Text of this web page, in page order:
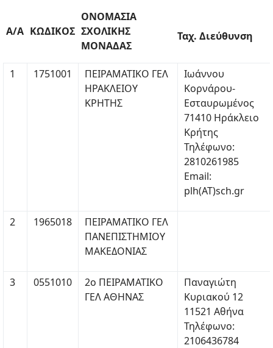
Α/Α ΚΩΔΙΚΟΣ
ΟΝΟΜΑΣΙΑ
ΣΧΟΛΙΚΗΣ
ΜΟΝΑΔΑΣ
Ταχ. Διεύθυνση
1 1751001
ΠΕΙΡΑΜΑΤΙΚΟ ΓΕΛ
ΗΡΑΚΛΕΙΟΥ
ΚΡΗΤΗΣ
Ιωάννου
Κορνάρου-
Εσταυρωμένος
71410 Ηράκλειο
Κρήτης
Τηλέφωνο:
2810261985
Email:
plh(ΑΤ)sch.gr
2 1965018
ΠΕΙΡΑΜΑΤΙΚΟ ΓΕΛ
ΠΑΝΕΠΙΣΤΗΜΙΟΥ
ΜΑΚΕΔΟΝΙΑΣ
3 0551010
2ο ΠΕΙΡΑΜΑΤΙΚΟ
ΓΕΛ ΑΘΗΝΑΣ
Παναγιώτη
Κυριακού 12
11521 Αθήνα
Τηλέφωνο:
2106436784